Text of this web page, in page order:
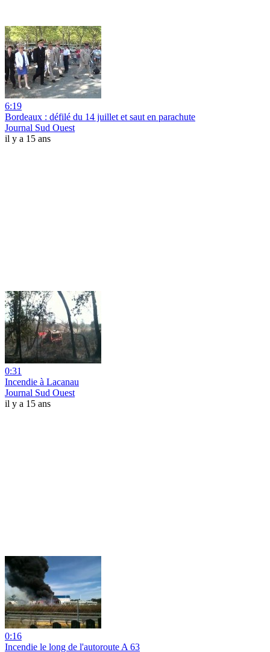
6:19
Bordeaux : défilé du 14 juillet et saut en parachute
Journal Sud Ouest
il y a 15 ans
0:31
Incendie à Lacanau
Journal Sud Ouest
il y a 15 ans
0:16
Incendie le long de l'autoroute A 63